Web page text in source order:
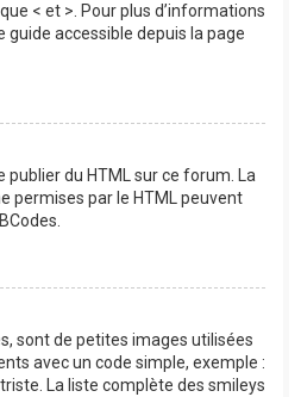
< et >. Pour plus d’informations
guide accessible depuis la page
publier du HTML sur ce forum. La
permises par le HTML peuvent
sont de petites images utilisées
avec un code simple, exemple :
La liste complète des smileys